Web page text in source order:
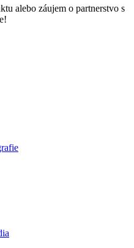
alebo záujem o partnerstvo s